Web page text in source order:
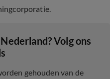
Volg ons
gehouden van de